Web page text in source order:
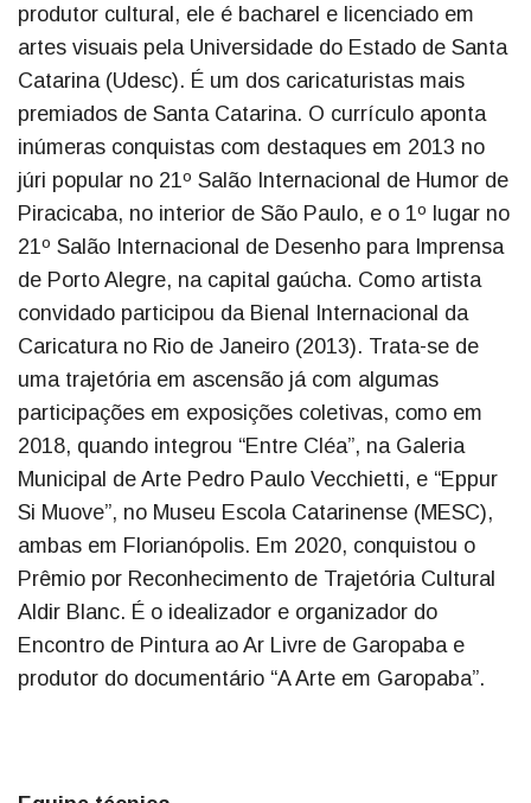
produtor cultural, ele é bacharel e licenciado em
artes visuais pela Universidade do Estado de Santa
Catarina (Udesc). É um dos caricaturistas mais
premiados de Santa Catarina. O currículo aponta
inúmeras conquistas com destaques em 2013 no
júri popular no 21º Salão Internacional de Humor de
Piracicaba, no interior de São Paulo, e o 1º lugar no
21º Salão Internacional de Desenho para Imprensa
de Porto Alegre, na capital gaúcha. Como artista
convidado participou da Bienal Internacional da
Caricatura no Rio de Janeiro (2013). Trata-se de
uma trajetória em ascensão já com algumas
participações em exposições coletivas, como em
2018, quando integrou “Entre Cléa”, na Galeria
Municipal de Arte Pedro Paulo Vecchietti, e “Eppur
Si Muove”, no Museu Escola Catarinense (MESC),
ambas em Florianópolis. Em 2020, conquistou o
Prêmio por Reconhecimento de Trajetória Cultural
Aldir Blanc. É o idealizador e organizador do
Encontro de Pintura ao Ar Livre de Garopaba e
produtor do documentário “A Arte em Garopaba”.